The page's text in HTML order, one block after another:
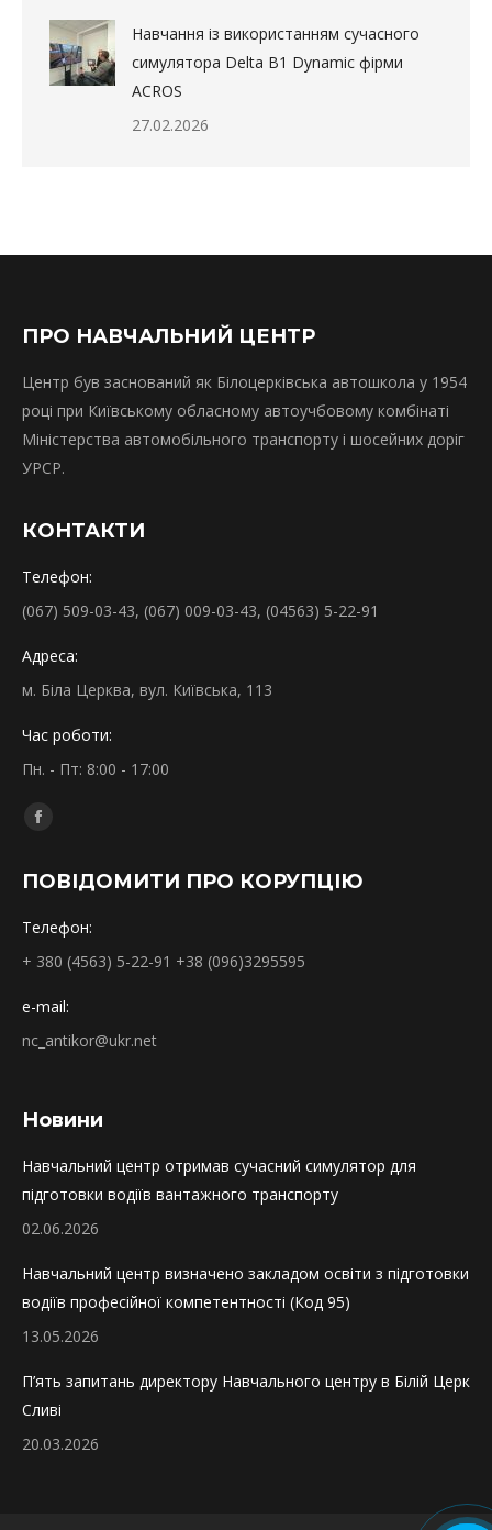
Навчання із використанням сучасного
симулятора Delta B1 Dynamic фірми
ACROS
27.02.2026
ПРО НАВЧАЛЬНИЙ ЦЕНТР
Центр був заснований як Білоцерківська автошкола у 1954
році при Київському обласному автоучбовому комбінаті
Міністерства автомобільного транспорту і шосейних доріг
УРСР.
КОНТАКТИ
Телефон:
(067) 509-03-43, (067) 009-03-43, (04563) 5-22-91
Адреса:
м. Біла Церква, вул. Київська, 113
Час роботи:
Пн. - Пт: 8:00 - 17:00
Find us on:
Facebook
opens
new
window
ПОВІДОМИТИ ПРО КОРУПЦІЮ
Телефон:
+ 380 (4563) 5-22-91 +38 (096)3295595
e-mail:
nc_antikor@ukr.net
Новини
Навчальний центр отримав сучасний симулятор для
підготовки водіїв вантажного транспорту
02.06.2026
Навчальний центр визначено закладом освіти з підготовки
водіїв професійної компетентності (Код 95)
13.05.2026
П’ять запитань директору Навчального центру в Білій Церкві
Сливі
20.03.2026